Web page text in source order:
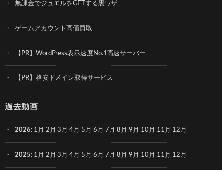
無課金でジュエルをGETする裏ワザ
ゲームアカウント高価買取
【PR】WordPress表示速度No.1高速サーバー
【PR】格安ドメイン取得サービス
過去動画
2026: 1月 2月 3月 4月 5月 6月 7月 8月 9月 10月 11月 12月
2025: 1月 2月 3月 4月 5月 6月 7月 8月 9月 10月 11月 12月